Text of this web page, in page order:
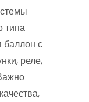
типа
баллон с
реле,